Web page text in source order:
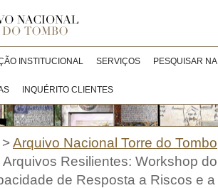
INSTITUCIONAL SERVIÇOS PESQUISAR
INQUÉRITO CLIENTES
>Arquivo Nacional Torre do Tombo
Arquivos Resilientes: Workshop
de Resposta a Riscos e